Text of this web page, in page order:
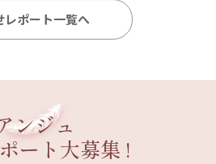
レポート一覧へ
ンジュ
ート大募集 !